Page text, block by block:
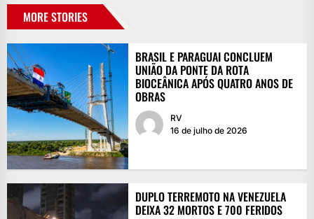
MORE STORIES
BRASIL E PARAGUAI CONCLUEM
UNIÃO DA PONTE DA ROTA
BIOCEÂNICA APÓS QUATRO ANOS DE
OBRAS
RV
16 de julho de 2026
DUPLO TERREMOTO NA VENEZUELA
DEIXA 32 MORTOS E 700 FERIDOS